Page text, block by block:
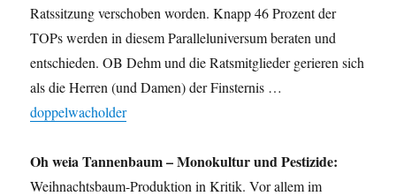
Ratssitzung verschoben worden. Knapp 46 Prozent der
TOPs werden in diesem Paralleluniversum beraten und
entschieden. OB Dehm und die Ratsmitglieder gerieren sich
als die Herren (und Damen) der Finsternis …
doppelwacholder
Oh weia Tannenbaum – Monokultur und Pestizide:
Weihnachtsbaum-Produktion in Kritik. Vor allem im